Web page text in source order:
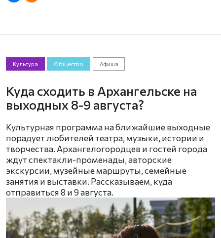
Культура Общество Афиша
Куда сходить в Архангельске на
выходных 8-9 августа?
Культурная программа на ближайшие выходные
порадует любителей театра, музыки, истории и
творчества. Архангелогородцев и гостей города
ждут спектакли-променады, авторские
экскурсии, музейные маршруты, семейные
занятия и выставки. Рассказываем, куда
отправиться 8 и 9 августа.